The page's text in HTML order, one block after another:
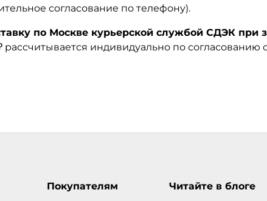
согласование по телефону).
по Москве курьерской службой СДЭК при
рассчитывается индивидуально по
Покупателям
Читайте в блоге